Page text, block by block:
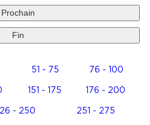
Prochain
Fin
51 - 75 76 - 100
151 - 175 176 - 200
- 250 251 - 275